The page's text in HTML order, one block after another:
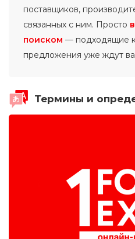
поставщиков,
связанных с ним. Просто
поиском — подходящие
предложения уже ждут
Термины и